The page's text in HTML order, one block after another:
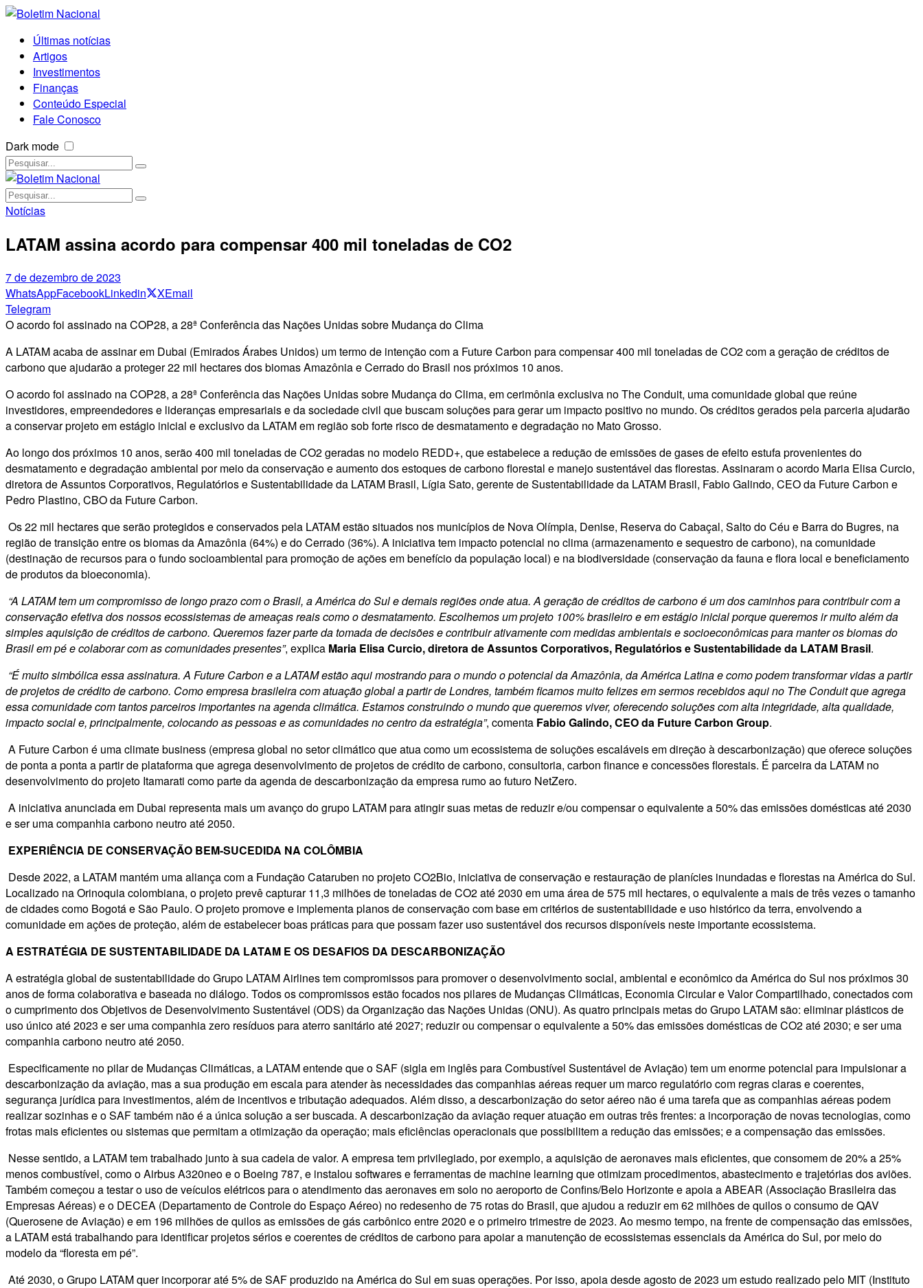
Últimas notícias
Artigos
Investimentos
Finanças
Conteúdo Especial
Fale Conosco
Dark mode
Notícias
LATAM assina acordo para compensar 400 mil toneladas de CO2
7 de dezembro de 2023
WhatsAppFacebookLinkedin XEmail
Telegram
O acordo foi assinado na COP28, a 28ª Conferência das Nações Unidas sobre Mudança do Clima
A LATAM acaba de assinar em Dubai (Emirados Árabes Unidos) um termo de intenção com a Future Carbon para compensar 400 mil toneladas de CO2 com a geração de créditos de
carbono que ajudarão a proteger 22 mil hectares dos biomas Amazônia e Cerrado do Brasil nos próximos 10 anos.
O acordo foi assinado na COP28, a 28ª Conferência das Nações Unidas sobre Mudança do Clima, em cerimônia exclusiva no The Conduit, uma comunidade global que reúne
investidores, empreendedores e lideranças empresariais e da sociedade civil que buscam soluções para gerar um impacto positivo no mundo. Os créditos gerados pela parceria ajudarão
a conservar projeto em estágio inicial e exclusivo da LATAM em região sob forte risco de desmatamento e degradação no Mato Grosso.
Ao longo dos próximos 10 anos, serão 400 mil toneladas de CO2 geradas no modelo REDD+, que estabelece a redução de emissões de gases de efeito estufa provenientes do
desmatamento e degradação ambiental por meio da conservação e aumento dos estoques de carbono florestal e manejo sustentável das florestas. Assinaram o acordo Maria Elisa Curcio,
diretora de Assuntos Corporativos, Regulatórios e Sustentabilidade da LATAM Brasil, Lígia Sato, gerente de Sustentabilidade da LATAM Brasil, Fabio Galindo, CEO da Future Carbon e
Pedro Plastino, CBO da Future Carbon.
Os 22 mil hectares que serão protegidos e conservados pela LATAM estão situados nos municípios de Nova Olímpia, Denise, Reserva do Cabaçal, Salto do Céu e Barra do Bugres, na
região de transição entre os biomas da Amazônia (64%) e do Cerrado (36%). A iniciativa tem impacto potencial no clima (armazenamento e sequestro de carbono), na comunidade
(destinação de recursos para o fundo socioambiental para promoção de ações em benefício da população local) e na biodiversidade (conservação da fauna e flora local e beneficiamento
de produtos da bioeconomia).
“A LATAM tem um compromisso de longo prazo com o Brasil, a América do Sul e demais regiões onde atua. A geração de créditos de carbono é um dos caminhos para contribuir com a
conservação efetiva dos nossos ecossistemas de ameaças reais como o desmatamento. Escolhemos um projeto 100% brasileiro e em estágio inicial porque queremos ir muito além da
simples aquisição de créditos de carbono. Queremos fazer parte da tomada de decisões e contribuir ativamente com medidas ambientais e socioeconômicas para manter os biomas do
Brasil em pé e colaborar com as comunidades presentes”, explica Maria Elisa Curcio, diretora de Assuntos Corporativos, Regulatórios e Sustentabilidade da LATAM Brasil.
“É muito simbólica essa assinatura. A Future Carbon e a LATAM estão aqui mostrando para o mundo o potencial da Amazônia, da América Latina e como podem transformar vidas a partir
de projetos de crédito de carbono. Como empresa brasileira com atuação global a partir de Londres, também ficamos muito felizes em sermos recebidos aqui no The Conduit que agrega
essa comunidade com tantos parceiros importantes na agenda climática. Estamos construindo o mundo que queremos viver, oferecendo soluções com alta integridade, alta qualidade,
impacto social e, principalmente, colocando as pessoas e as comunidades no centro da estratégia”, comenta Fabio Galindo, CEO da Future Carbon Group.
A Future Carbon é uma climate business (empresa global no setor climático que atua como um ecossistema de soluções escaláveis em direção à descarbonização) que oferece soluções
de ponta a ponta a partir de plataforma que agrega desenvolvimento de projetos de crédito de carbono, consultoria, carbon finance e concessões florestais. É parceira da LATAM no
desenvolvimento do projeto Itamarati como parte da agenda de descarbonização da empresa rumo ao futuro NetZero.
A iniciativa anunciada em Dubai representa mais um avanço do grupo LATAM para atingir suas metas de reduzir e/ou compensar o equivalente a 50% das emissões domésticas até 2030
e ser uma companhia carbono neutro até 2050.
EXPERIÊNCIA DE CONSERVAÇÃO BEM-SUCEDIDA NA COLÔMBIA
Desde 2022, a LATAM mantém uma aliança com a Fundação Cataruben no projeto CO2Bio, iniciativa de conservação e restauração de planícies inundadas e florestas na América do Sul.
Localizado na Orinoquia colombiana, o projeto prevê capturar 11,3 milhões de toneladas de CO2 até 2030 em uma área de 575 mil hectares, o equivalente a mais de três vezes o tamanho
de cidades como Bogotá e São Paulo. O projeto promove e implementa planos de conservação com base em critérios de sustentabilidade e uso histórico da terra, envolvendo a
comunidade em ações de proteção, além de estabelecer boas práticas para que possam fazer uso sustentável dos recursos disponíveis neste importante ecossistema.
A ESTRATÉGIA DE SUSTENTABILIDADE DA LATAM E OS DESAFIOS DA DESCARBONIZAÇÃO
A estratégia global de sustentabilidade do Grupo LATAM Airlines tem compromissos para promover o desenvolvimento social, ambiental e econômico da América do Sul nos próximos 30
anos de forma colaborativa e baseada no diálogo. Todos os compromissos estão focados nos pilares de Mudanças Climáticas, Economia Circular e Valor Compartilhado, conectados com
o cumprimento dos Objetivos de Desenvolvimento Sustentável (ODS) da Organização das Nações Unidas (ONU). As quatro principais metas do Grupo LATAM são: eliminar plásticos de
uso único até 2023 e ser uma companhia zero resíduos para aterro sanitário até 2027; reduzir ou compensar o equivalente a 50% das emissões domésticas de CO2 até 2030; e ser uma
companhia carbono neutro até 2050.
Especificamente no pilar de Mudanças Climáticas, a LATAM entende que o SAF (sigla em inglês para Combustível Sustentável de Aviação) tem um enorme potencial para impulsionar a
descarbonização da aviação, mas a sua produção em escala para atender às necessidades das companhias aéreas requer um marco regulatório com regras claras e coerentes,
segurança jurídica para investimentos, além de incentivos e tributação adequados. Além disso, a descarbonização do setor aéreo não é uma tarefa que as companhias aéreas podem
realizar sozinhas e o SAF também não é a única solução a ser buscada. A descarbonização da aviação requer atuação em outras três frentes: a incorporação de novas tecnologias, como
frotas mais eficientes ou sistemas que permitam a otimização da operação; mais eficiências operacionais que possibilitem a redução das emissões; e a compensação das emissões.
Nesse sentido, a LATAM tem trabalhado junto à sua cadeia de valor. A empresa tem privilegiado, por exemplo, a aquisição de aeronaves mais eficientes, que consomem de 20% a 25%
menos combustível, como o Airbus A320neo e o Boeing 787, e instalou softwares e ferramentas de machine learning que otimizam procedimentos, abastecimento e trajetórias dos aviões.
Também começou a testar o uso de veículos elétricos para o atendimento das aeronaves em solo no aeroporto de Confins/Belo Horizonte e apoia a ABEAR (Associação Brasileira das
Empresas Aéreas) e o DECEA (Departamento de Controle do Espaço Aéreo) no redesenho de 75 rotas do Brasil, que ajudou a reduzir em 62 milhões de quilos o consumo de QAV
(Querosene de Aviação) e em 196 milhões de quilos as emissões de gás carbônico entre 2020 e o primeiro trimestre de 2023. Ao mesmo tempo, na frente de compensação das emissões,
a LATAM está trabalhando para identificar projetos sérios e coerentes de créditos de carbono para apoiar a manutenção de ecossistemas essenciais da América do Sul, por meio do
modelo da “floresta em pé”.
Até 2030, o Grupo LATAM quer incorporar até 5% de SAF produzido na América do Sul em suas operações. Por isso, apoia desde agosto de 2023 um estudo realizado pelo MIT (Instituto